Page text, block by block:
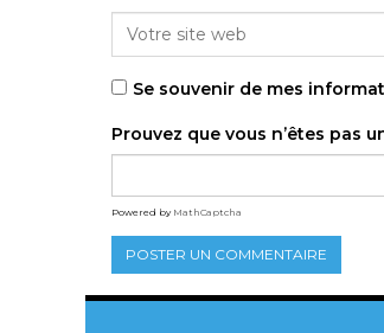
Se souvenir de mes
Prouvez que vous n’êtes pas
Powered by MathCaptcha